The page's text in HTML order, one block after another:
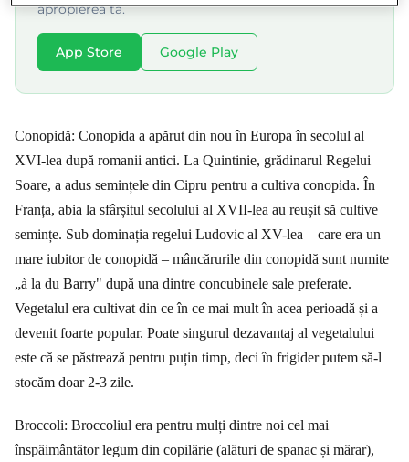
apropierea ta.
App Store Google Play
Conopidă: Conopida a apărut din nou în Europa în secolul al
XVI-lea după romanii antici. La Quintinie, grădinarul Regelui
Soare, a adus semințele din Cipru pentru a cultiva conopida. În
Franța, abia la sfârșitul secolului al XVII-lea au reușit să cultive
semințe. Sub dominația regelui Ludovic al XV-lea – care era un
mare iubitor de conopidă – mâncărurile din conopidă sunt numite
„à la du Barry" după una dintre concubinele sale preferate.
Vegetalul era cultivat din ce în ce mai mult în acea perioadă și a
devenit foarte popular. Poate singurul dezavantaj al vegetalului
este că se păstrează pentru puțin timp, deci în frigider putem să-l
stocăm doar 2-3 zile.
Broccoli: Broccoliul era pentru mulți dintre noi cel mai
înspăimântător legum din copilărie (alături de spanac și mărar),